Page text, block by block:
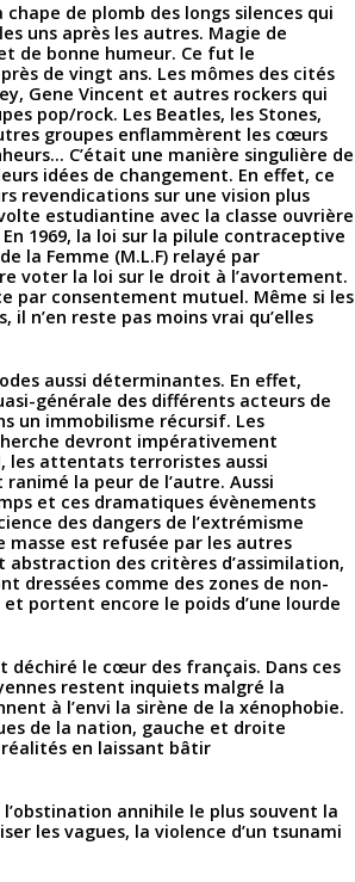
de plomb des longs silences qui
uns après les autres. Magie de
de bonne humeur. Ce fut le
de vingt ans. Les mômes des cités
Gene Vincent et autres rockers qui
pop/rock. Les Beatles, les Stones,
groupes enflammèrent les cœurs
C’était une manière singulière de
idées de changement. En effet, ce
revendications sur une vision plus
estudiantine avec la classe ouvrière
1969, la loi sur la pilule contraceptive
la Femme (M.L.F) relayé par
voter la loi sur le droit à l’avortement.
par consentement mutuel. Même si les
n’en reste pas moins vrai qu’elles
aussi déterminantes. En effet,
générale des différents acteurs de
un immobilisme récursif. Les
devront impérativement
les attentats terroristes aussi
la peur de l’autre. Aussi
et ces dramatiques évènements
des dangers de l’extrémisme
masse est refusée par les autres
abstraction des critères d’assimilation,
dressées comme des zones de non-
portent encore le poids d’une lourde
le cœur des français. Dans ces
restent inquiets malgré la
à l’envi la sirène de la xénophobie.
de la nation, gauche et droite
en laissant bâtir
annihile le plus souvent la
les vagues, la violence d’un tsunami